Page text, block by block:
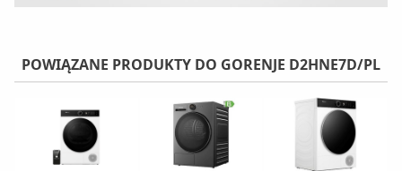
POWIĄZANE PRODUKTY DO GORENJE D2HNE7D/PL